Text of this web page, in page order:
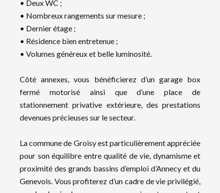
• Deux WC ;
• Nombreux rangements sur mesure ;
• Dernier étage ;
• Résidence bien entretenue ;
• Volumes généreux et belle luminosité.
Côté annexes, vous bénéficierez d’un garage box
fermé motorisé ainsi que d’une place de
stationnement privative extérieure, des prestations
devenues précieuses sur le secteur.
La commune de Groisy est particulièrement appréciée
pour son équilibre entre qualité de vie, dynamisme et
proximité des grands bassins d’emploi d’Annecy et du
Genevois. Vous profiterez d’un cadre de vie privilégié,